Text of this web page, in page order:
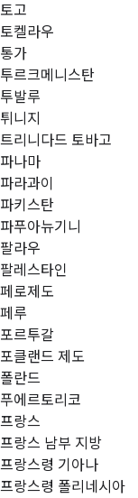
토고
토켈라우
통가
투르크메니스탄
투발루
튀니지
트리니다드 토바고
파나마
파라과이
파키스탄
파푸아뉴기니
팔라우
팔레스타인
페로제도
페루
포르투갈
포클랜드 제도
폴란드
푸에르토리코
프랑스
프랑스 남부 지방
프랑스령 기아나
프랑스령 폴리네시아